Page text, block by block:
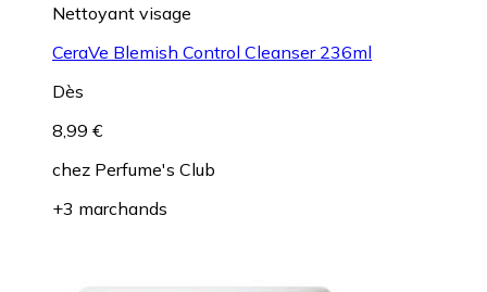
Nettoyant visage
CeraVe Blemish Control Cleanser 236ml
Dès
8,99 €
chez Perfume's Club
+3 marchands